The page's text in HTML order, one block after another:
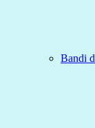
Bandi